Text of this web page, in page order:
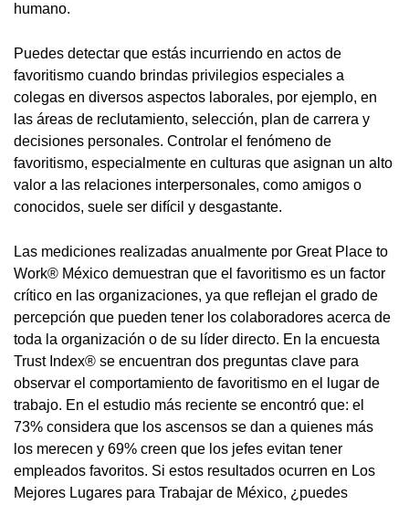
humano.
Puedes detectar que estás incurriendo en actos de
favoritismo cuando brindas privilegios especiales a
colegas en diversos aspectos laborales, por ejemplo, en
las áreas de reclutamiento, selección, plan de carrera y
decisiones personales. Controlar el fenómeno de
favoritismo, especialmente en culturas que asignan un alto
valor a las relaciones interpersonales, como amigos o
conocidos, suele ser difícil y desgastante.
Las mediciones realizadas anualmente por Great Place to
Work® México demuestran que el favoritismo es un factor
crítico en las organizaciones, ya que reflejan el grado de
percepción que pueden tener los colaboradores acerca de
toda la organización o de su líder directo. En la encuesta
Trust Index® se encuentran dos preguntas clave para
observar el comportamiento de favoritismo en el lugar de
trabajo. En el estudio más reciente se encontró que: el
73% considera que los ascensos se dan a quienes más
los merecen y 69% creen que los jefes evitan tener
empleados favoritos. Si estos resultados ocurren en Los
Mejores Lugares para Trabajar de México, ¿puedes